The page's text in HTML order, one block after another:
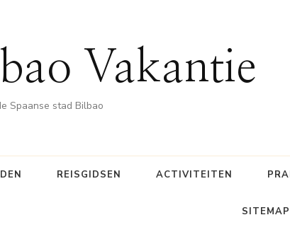
Vakantie
Spaanse stad Bilbao
REISGIDSEN ACTIVITEITEN
SITEMAP